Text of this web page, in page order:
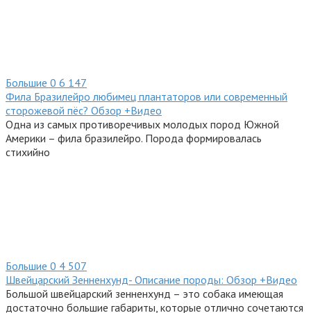
Большие 0 6 147
Фила Бразилейро любимец плантаторов или современный
сторожевой пёс? Обзор +Видео
Одна из самых противоречивых молодых пород Южной
Америки – фила бразилейро. Порода формировалась
стихийно
Большие 0 4 507
Швейцарский Зенненхунд- Описание породы: Обзор +Видео
Большой швейцарский зенненхунд – это собака имеющая
достаточно большие габариты, которые отлично сочетаются